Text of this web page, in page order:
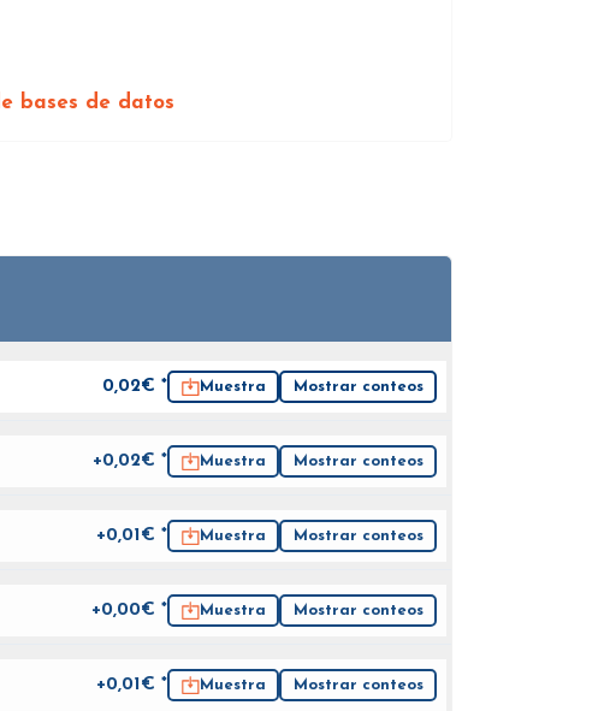
bases de datos
0,02€ * Muestra Mostrar conteos
+0,02€ * Muestra Mostrar conteos
+0,01€ * Muestra Mostrar conteos
+0,00€ * Muestra Mostrar conteos
+0,01€ * Muestra Mostrar conteos